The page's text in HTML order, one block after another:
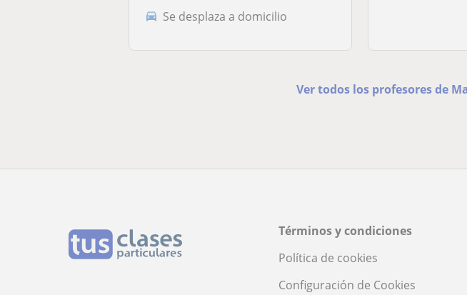
Se desplaza a domicilio
Ver todos los profesores de
Términos y condiciones
Política de cookies
Configuración de Cookies